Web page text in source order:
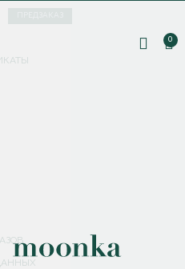
Соглашаюсь с
0